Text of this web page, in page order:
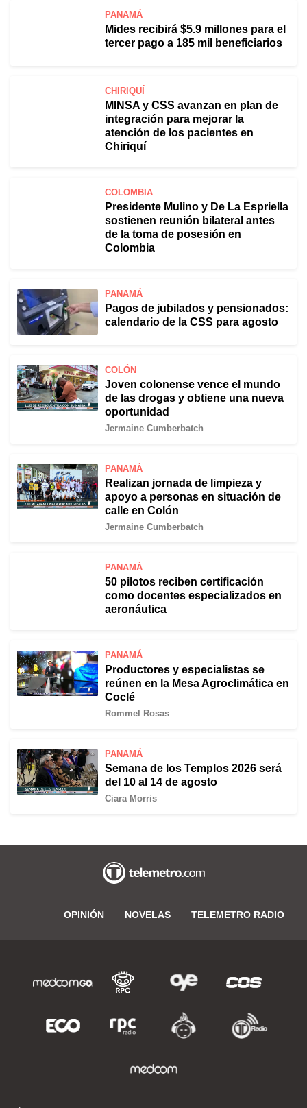
PANAMÁ
Mides recibirá $5.9 millones para el
tercer pago a 185 mil beneficiarios
CHIRIQUÍ
MINSA y CSS avanzan en plan de
integración para mejorar la
atención de los pacientes en
Chiriquí
COLOMBIA
Presidente Mulino y De La Espriella
sostienen reunión bilateral antes
de la toma de posesión en
Colombia
PANAMÁ
Pagos de jubilados y pensionados:
calendario de la CSS para agosto
COLÓN
Joven colonense vence el mundo
de las drogas y obtiene una nueva
oportunidad
Jermaine Cumberbatch
PANAMÁ
Realizan jornada de limpieza y
apoyo a personas en situación de
calle en Colón
Jermaine Cumberbatch
PANAMÁ
50 pilotos reciben certificación
como docentes especializados en
aeronáutica
PANAMÁ
Productores y especialistas se
reúnen en la Mesa Agroclimática en
Coclé
Rommel Rosas
PANAMÁ
Semana de los Templos 2026 será
del 10 al 14 de agosto
Ciara Morris
OPINIÓN NOVELAS TELEMETRO RADIO